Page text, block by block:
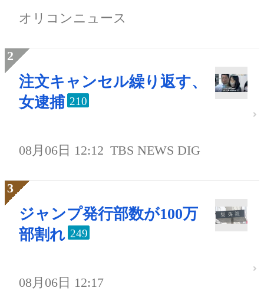
オリコンニュース
注文キャンセル繰り返す、
女逮捕 210
08月06日 12:12 TBS NEWS DIG
ジャンプ発行部数が100万
部割れ 249
08月06日 12:17